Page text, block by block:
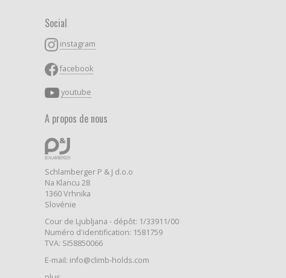
Social
instagram
facebook
youtube
A propos de nous
Schlamberger P & J d.o.o
Na Klancu 28
1360 Vrhnika
Slovénie
Cour de Ljubljana - dépôt: 1/33911/00
Numéro d'identification: 1581759
TVA: SI58850066
E-mail: info@climb-holds.com